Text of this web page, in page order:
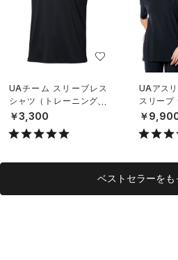
UAチーム スリーブレス
シャツ（トレーニング/U
NISEX）
￥3,300
UAアス
スリープ
ブ シャツ
ル/
￥
ベストセラーをも